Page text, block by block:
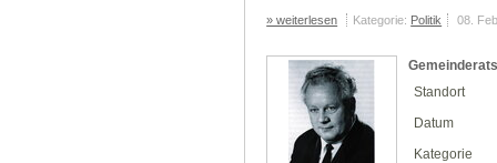
» weiterlesen Kategorie: Politik 08.
Standort
Datum
Kategorie